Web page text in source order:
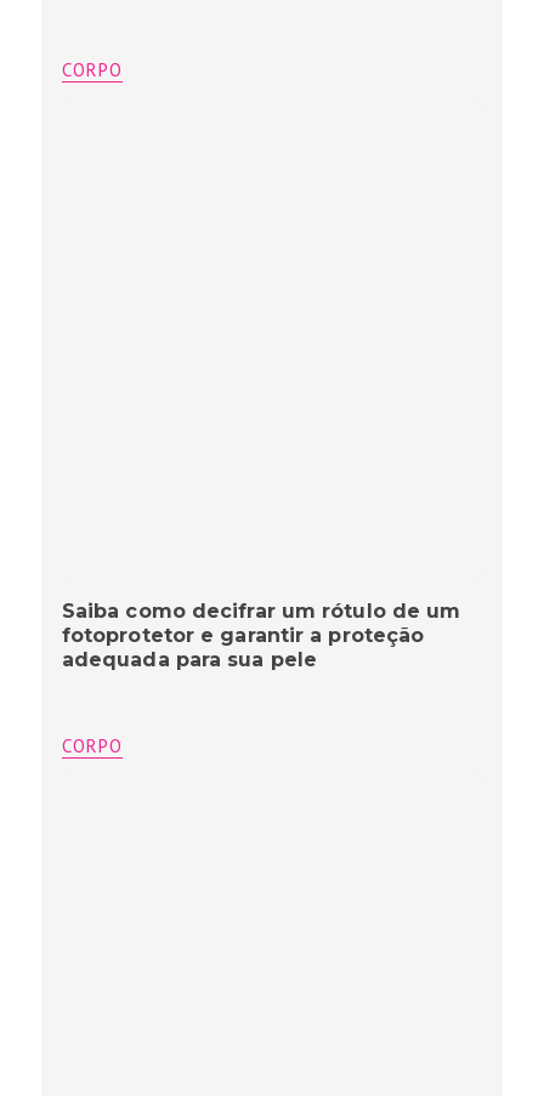
CORPO
Saiba como decifrar um rótulo de um
fotoprotetor e garantir a proteção
adequada para sua pele
CORPO